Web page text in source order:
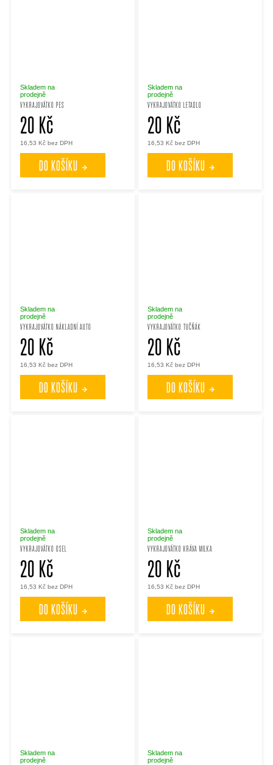
VYKRAJOVÁTKO PES
Skladem na
prodejně
16,53 Kč bez DPH
20 Kč
DO KOŠÍKU
VYKRAJOVÁTKO LETADLO
Skladem na
prodejně
16,53 Kč bez DPH
20 Kč
DO KOŠÍKU
VYKRAJOVÁTKO NÁKLADNÍ AUTO
Skladem na
prodejně
16,53 Kč bez DPH
20 Kč
DO KOŠÍKU
VYKRAJOVÁTKO TUČŇÁK
Skladem na
prodejně
16,53 Kč bez DPH
20 Kč
DO KOŠÍKU
VYKRAJOVÁTKO OSEL
Skladem na
prodejně
16,53 Kč bez DPH
20 Kč
DO KOŠÍKU
VYKRAJOVÁTKO KRÁVA MILKA
Skladem na
prodejně
16,53 Kč bez DPH
20 Kč
DO KOŠÍKU
Skladem na
prodejně
Skladem na
prodejně